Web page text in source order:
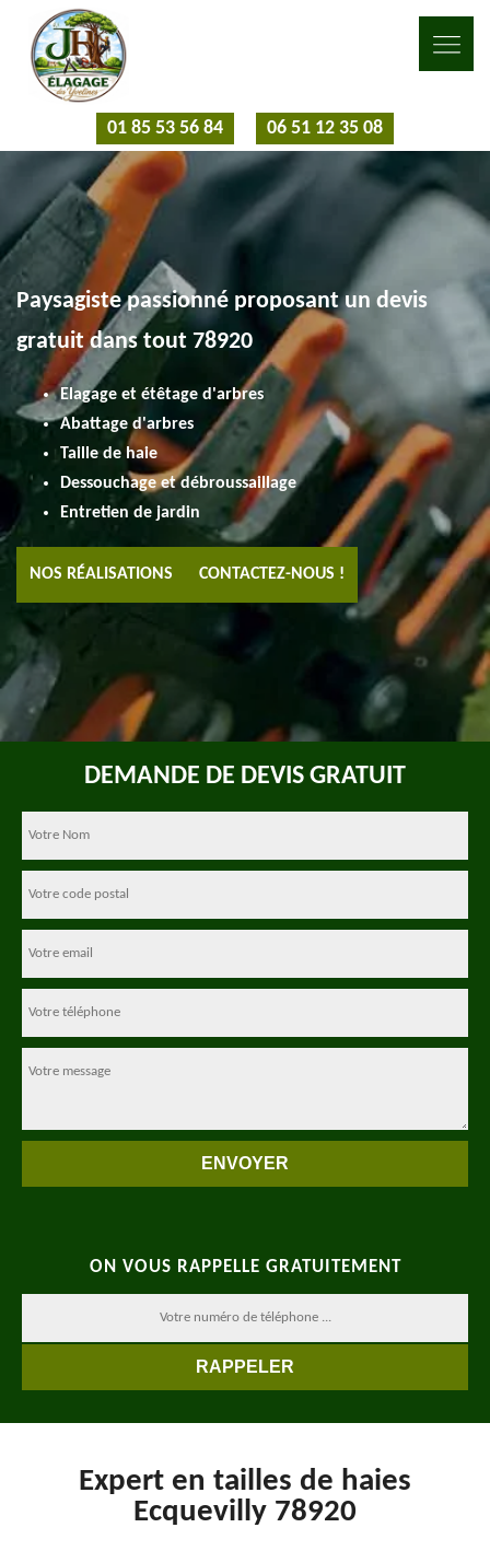
01 85 53 56 84 06 51 12 35 08
Paysagiste passionné proposant un devis
gratuit dans tout 78920
Elagage et étêtage d'arbres
Abattage d'arbres
Taille de haie
Dessouchage et débroussaillage
Entretien de jardin
NOS RÉALISATIONS CONTACTEZ-NOUS !
DEMANDE DE DEVIS GRATUIT
ON VOUS RAPPELLE GRATUITEMENT
Expert en tailles de haies
Ecquevilly 78920